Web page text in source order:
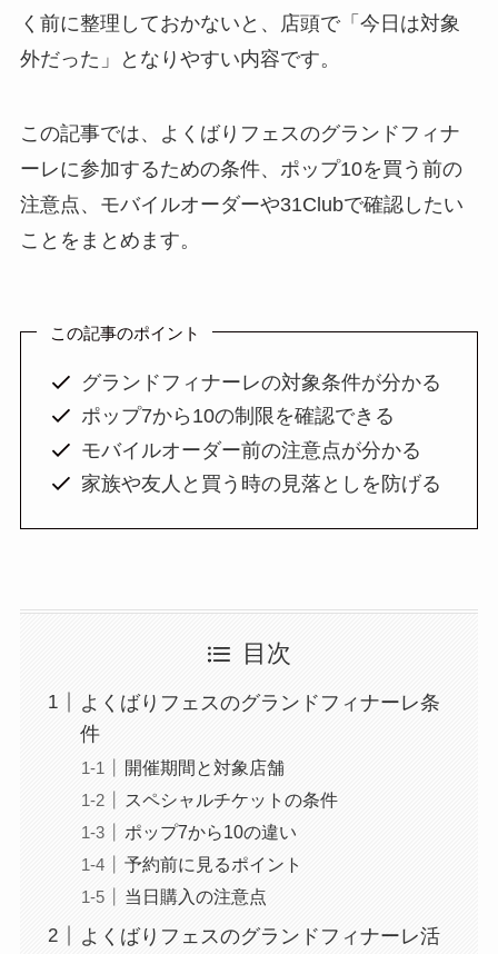
く前に整理しておかないと、店頭で「今日は対象
外だった」となりやすい内容です。
この記事では、よくばりフェスのグランドフィナ
ーレに参加するための条件、ポップ10を買う前の
注意点、モバイルオーダーや31Clubで確認したい
ことをまとめます。
この記事のポイント
グランドフィナーレの対象条件が分かる
ポップ7から10の制限を確認できる
モバイルオーダー前の注意点が分かる
家族や友人と買う時の見落としを防げる
目次
よくばりフェスのグランドフィナーレ条
件
開催期間と対象店舗
スペシャルチケットの条件
ポップ7から10の違い
予約前に見るポイント
当日購入の注意点
よくばりフェスのグランドフィナーレ活